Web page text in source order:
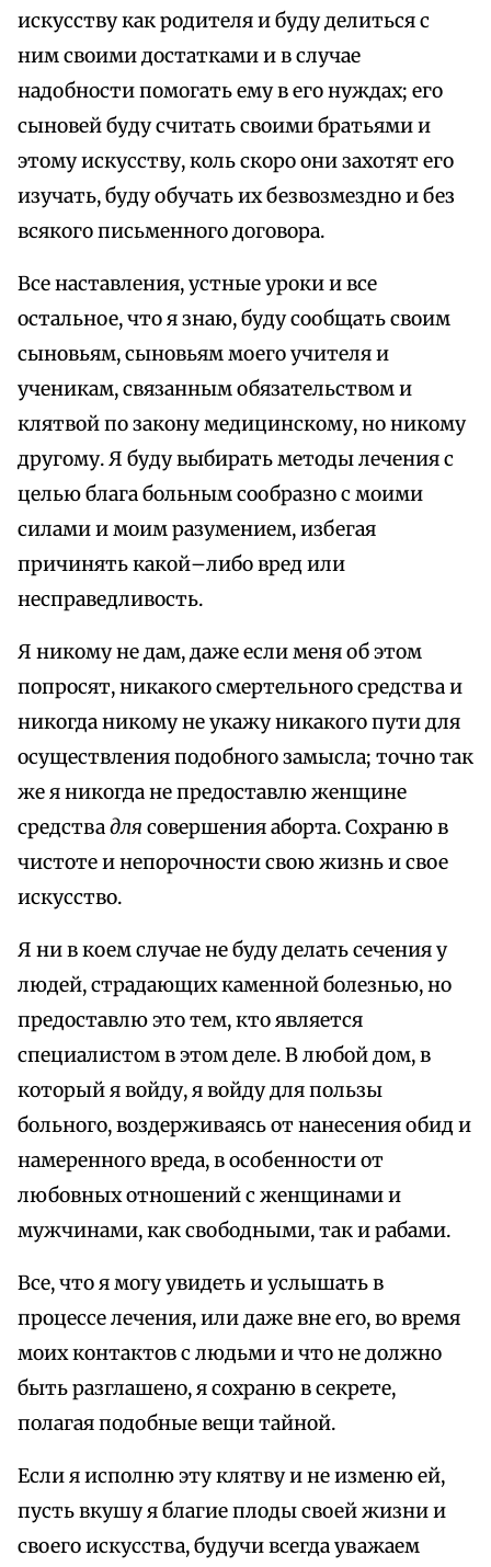
искусству как родителя и буду делиться с
ним своими достатками и в случае
надобности помогать ему в его нуждах; его
сыновей буду считать своими братьями и
этому искусству, коль скоро они захотят его
изучать, буду обучать их безвозмездно и без
всякого письменного договора.
Все наставления, устные уроки и все
остальное, что я знаю, буду сообщать своим
сыновьям, сыновьям моего учителя и
ученикам, связанным обязательством и
клятвой по закону медицинскому, но никому
другому. Я буду выбирать методы лечения с
целью блага больным сообразно с моими
силами и моим разумением, избегая
причинять какой–либо вред или
несправедливость.
Я никому не дам, даже если меня об этом
попросят, никакого смертельного средства и
никогда никому не укажу никакого пути для
осуществления подобного замысла; точно так
же я никогда не предоставлю женщине
средствадля совершения аборта. Сохраню в
чистоте и непорочности свою жизнь и свое
искусство.
Я ни в коем случае не буду делать сечения у
людей, страдающих каменной болезнью, но
предоставлю это тем, кто является
специалистом в этом деле. В любой дом, в
который я войду, я войду для пользы
больного, воздерживаясь от нанесения обид и
намеренного вреда, в особенности от
любовных отношений с женщинами и
мужчинами, как свободными, так и рабами.
Все, что я могу увидеть и услышать в
процессе лечения, или даже вне его, во время
моих контактов с людьми и что не должно
быть разглашено, я сохраню в секрете,
полагая подобные вещи тайной.
Если я исполню эту клятву и не изменю ей,
пусть вкушу я благие плоды своей жизни и
своего искусства, будучи всегда уважаем